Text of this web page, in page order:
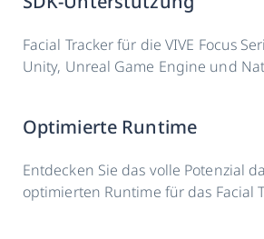
Facial Tracker für die VIVE Focus
Unity, Unreal Game Engine und
Optimierte Runtime
Entdecken Sie das volle Potenzial
optimierten Runtime für das Facial